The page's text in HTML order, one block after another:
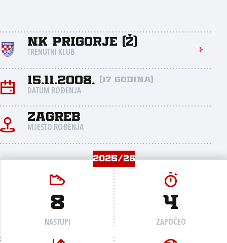
NK Prigorje (Ž)
TRENUTNI KLUB
15.11.2008. (17 godina)
DATUM ROĐENJA
Zagreb
MJESTO ROĐENJA
2025/26
8
NASTUPI
4
ZAPOČEO